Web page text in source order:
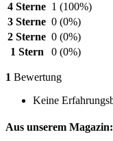
4 Sterne 1 (100%)
3 Sterne 0 (0%)
2 Sterne 0 (0%)
1 Stern
0 (0%)
1 Bewertung
Keine
Aus unserem Magazin: